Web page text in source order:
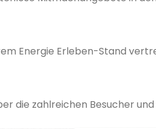
Energie Erleben-Stand
die zahlreichen Besucher